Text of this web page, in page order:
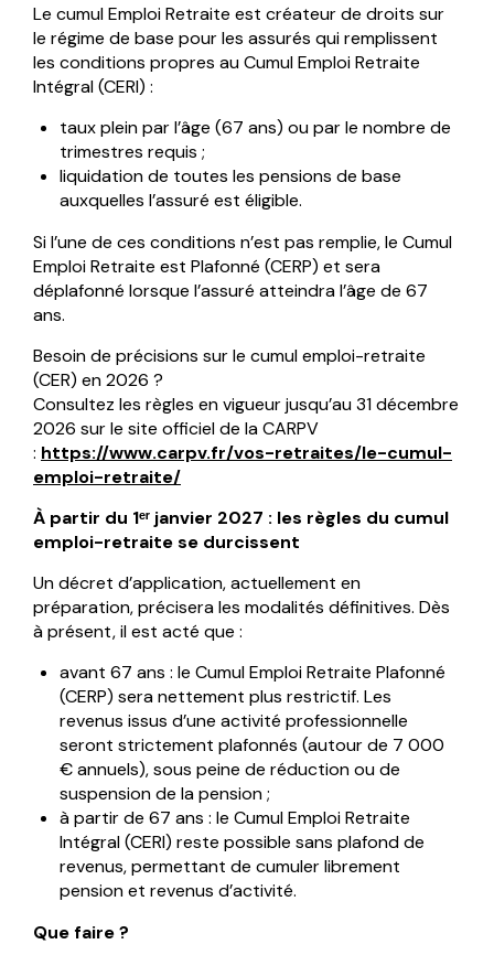
Le cumul Emploi Retraite est créateur de droits sur
le régime de base pour les assurés qui remplissent
les conditions propres au Cumul Emploi Retraite
Intégral (CERI) :
taux plein par l’âge (67 ans) ou par le nombre de
trimestres requis ;
liquidation de toutes les pensions de base
auxquelles l’assuré est éligible.
Si l’une de ces conditions n’est pas remplie, le Cumul
Emploi Retraite est Plafonné (CERP) et sera
déplafonné lorsque l’assuré atteindra l’âge de 67
ans.
Besoin de précisions sur le cumul emploi-retraite
(CER) en 2026 ?
Consultez les règles en vigueur jusqu’au 31 décembre
2026 sur le site officiel de la CARPV
: https://www.carpv.fr/vos-retraites/le-cumul-
emploi-retraite/
À partir du 1ᵉʳ janvier 2027 : les règles du cumul
emploi-retraite se durcissent
Un décret d’application, actuellement en
préparation, précisera les modalités définitives. Dès
à présent, il est acté que :
avant 67 ans : le Cumul Emploi Retraite Plafonné
(CERP) sera nettement plus restrictif. Les
revenus issus d’une activité professionnelle
seront strictement plafonnés (autour de 7 000
€ annuels), sous peine de réduction ou de
suspension de la pension ;
à partir de 67 ans : le Cumul Emploi Retraite
Intégral (CERI) reste possible sans plafond de
revenus, permettant de cumuler librement
pension et revenus d’activité.
Que faire ?